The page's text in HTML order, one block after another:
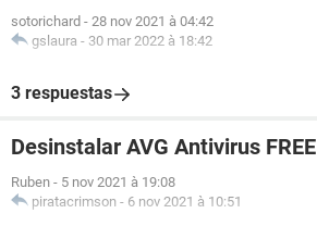
sotorichard - 28 nov 2021 à 04:42
gslaura - 30 mar 2022 à 18:42
3 respuestas
Desinstalar AVG Antivirus FREE
Ruben - 5 nov 2021 à 19:08
piratacrimson - 6 nov 2021 à 10:51